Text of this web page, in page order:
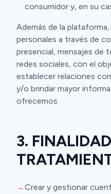
consumidor y, en su
Además de la
personales a través de
presencial, mensajes de
redes sociales, con el
establecer relaciones
y/o brindar mayor
ofrecemos.
3.
→Crear y gestionar